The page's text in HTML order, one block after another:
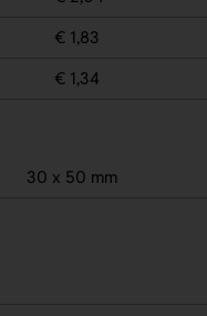
€ 1,83
€ 1,34
30 x 50 mm